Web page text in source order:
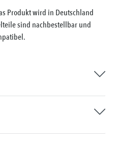
Produkt wird in Deutschland
sind nachbestellbar und